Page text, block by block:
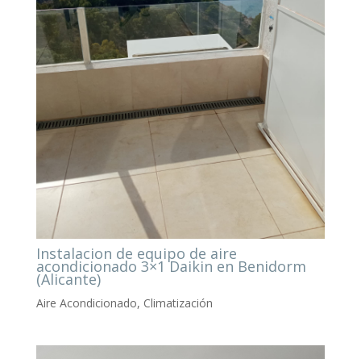
Instalacion de equipo de aire
acondicionado 3×1 Daikin en Benidorm
(Alicante)
Aire Acondicionado, Climatización